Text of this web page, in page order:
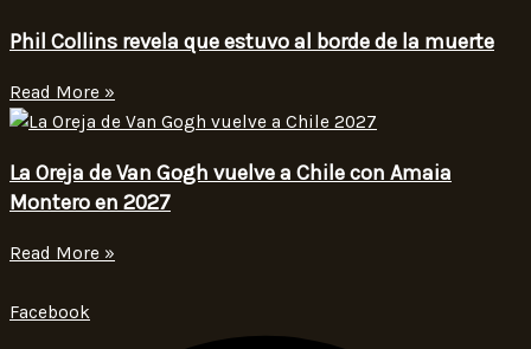
Phil Collins revela que estuvo al borde de la muerte
Read More »
La Oreja de Van Gogh vuelve a Chile con Amaia
Montero en 2027
Read More »
Facebook